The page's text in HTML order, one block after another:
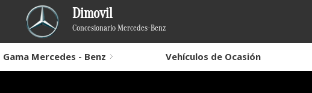
Dimovil
Concesionario Mercedes-Benz
Gama Mercedes - Benz Vehículos de Ocasión